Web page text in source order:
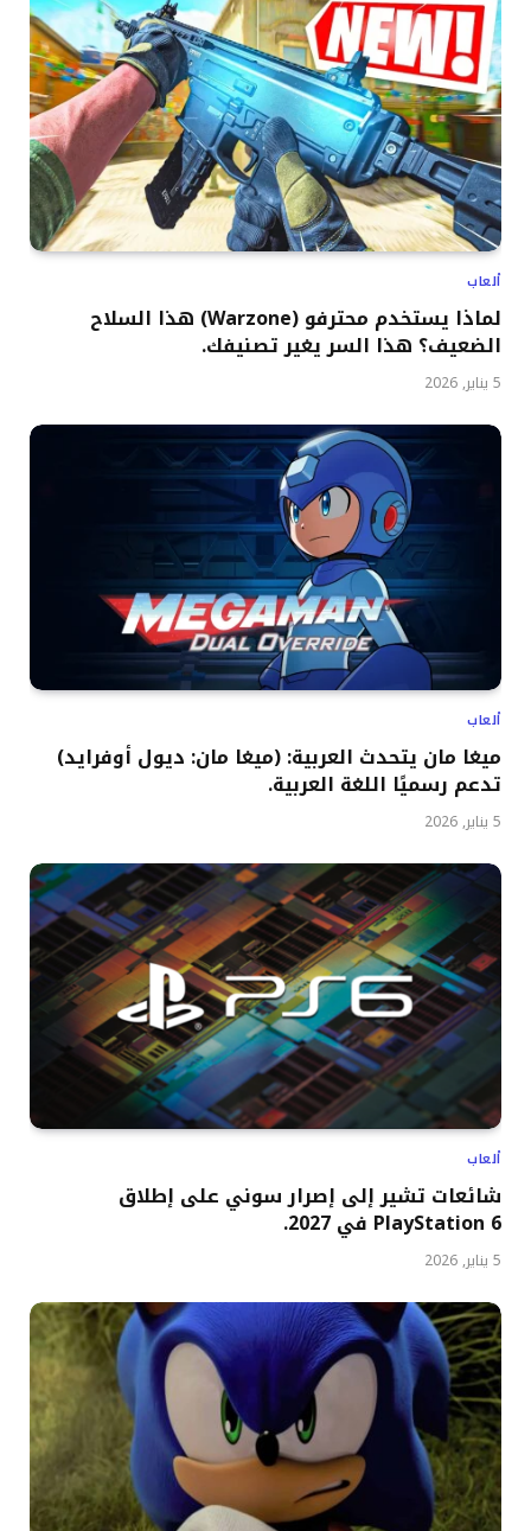
ألعاب
لماذا يستخدم محترفو (Warzone) هذا السلاح
الضعيف؟ هذا السر يغير تصنيفك.
5 يناير, 2026
ألعاب
ميغا مان يتحدث العربية: (ميغا مان: ديول أوفرايد)
تدعم رسميًا اللغة العربية.
5 يناير, 2026
ألعاب
شائعات تشير إلى إصرار سوني على إطلاق
PlayStation 6 في 2027.
5 يناير, 2026